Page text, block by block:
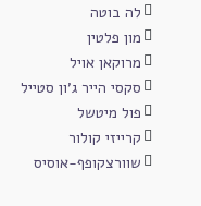
לה בוטה
מון פלטין
מרוקאן אויל
סקסי הייר ג'ון סטייל
פול מיטשל
קרייזי קולור
שוורצקופף-אוסיס